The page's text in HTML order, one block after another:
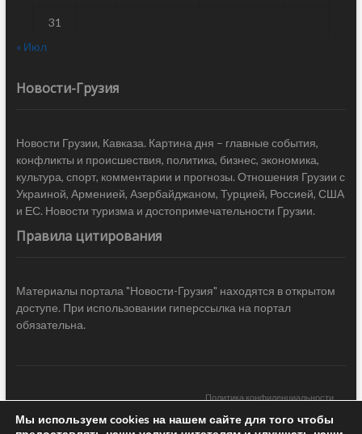
31
« Июл
Новости-Грузия
Новости Грузии, Кавказа. Картина дня – главные события,
конфликты и происшествия, политика, бизнес, экономика,
культура, спорт, комментарии и прогнозы. Отношения Грузии с
Украиной, Арменией, Азербайджаном, Турцией, Россией, США
и ЕС. Новости туризма и достопримечательности Грузии.
Правила цитирования
Материалы портала "Новости-Грузия" находятся в открытом
доступе. При использовании гиперссылка на портал
обязательна.
Политика конфиденциальности
Новости Грузии| Black Sea Press LTD © 2020 All Rights Reserved /
Мы используем cookies на нашем сайте для того чтобы